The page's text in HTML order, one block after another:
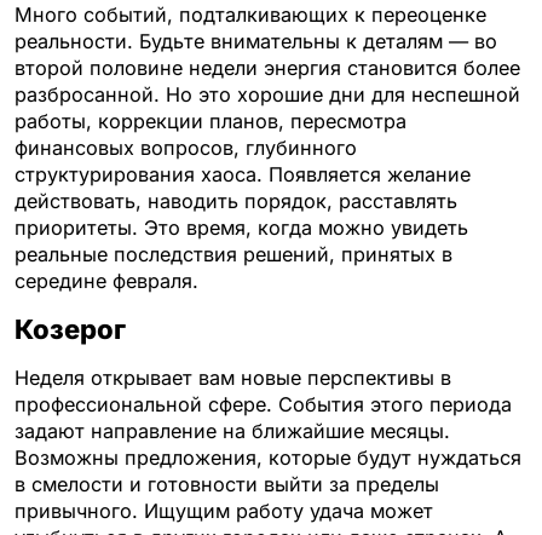
Много событий, подталкивающих к переоценке
реальности. Будьте внимательны к деталям — во
второй половине недели энергия становится более
разбросанной. Но это хорошие дни для неспешной
работы, коррекции планов, пересмотра
финансовых вопросов, глубинного
структурирования хаоса. Появляется желание
действовать, наводить порядок, расставлять
приоритеты. Это время, когда можно увидеть
реальные последствия решений, принятых в
середине февраля.
Козерог
Неделя открывает вам новые перспективы в
профессиональной сфере. События этого периода
задают направление на ближайшие месяцы.
Возможны предложения, которые будут нуждаться
в смелости и готовности выйти за пределы
привычного. Ищущим работу удача может